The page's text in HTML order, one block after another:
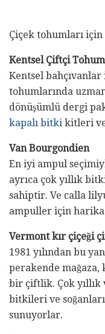
Çiçek tohumları
Kentsel Çiftçi
Kentsel bahçıvanlar
tohumlarında
dönüşümlü dergi
kapalı bitki kitleri
Van Bourgondien
En iyi ampul
ayrıca çok yıllık
sahiptir. Ve calla
ampuller için
Vermont kır çiçeği
1981 yılından bu
perakende mağaza,
bir çiftlik. Çok yıllık
bitkileri ve
sunuyorlar.